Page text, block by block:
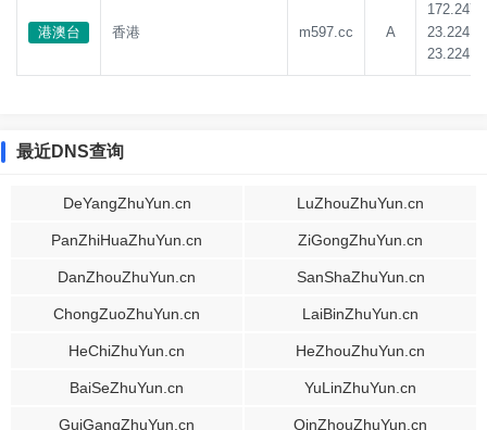
港澳台 香港 m597.cc A
最近DNS查询
DeYangZhuYun.cn LuZhouZhuYun.cn
PanZhiHuaZhuYun.cn ZiGongZhuYun.cn
DanZhouZhuYun.cn SanShaZhuYun.cn
ChongZuoZhuYun.cn LaiBinZhuYun.cn
HeChiZhuYun.cn HeZhouZhuYun.cn
BaiSeZhuYun.cn YuLinZhuYun.cn
GuiGangZhuYun.cn QinZhouZhuYun.cn